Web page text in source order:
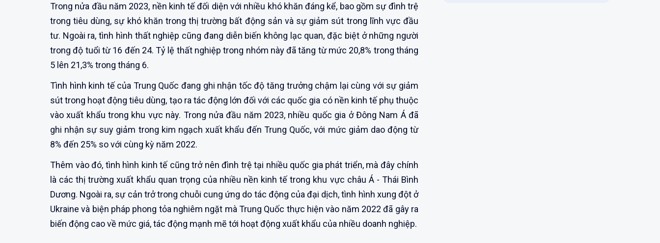
Trong nửa đầu năm 2023, nền kinh tế đối diện với nhiều khó khăn đáng kể, bao gồm sự đình trệ
trong tiêu dùng, sự khó khăn trong thị trường bất động sản và sự giảm sút trong lĩnh vực đầu
tư. Ngoài ra, tình hình thất nghiệp cũng đang diễn biến không lạc quan, đặc biệt ở những người
trong độ tuổi từ 16 đến 24. Tỷ lệ thất nghiệp trong nhóm này đã tăng từ mức 20,8% trong tháng
5 lên 21,3% trong tháng 6.
Tình hình kinh tế của Trung Quốc đang ghi nhận tốc độ tăng trưởng chậm lại cùng với sự giảm
sút trong hoạt động tiêu dùng, tạo ra tác động lớn đối với các quốc gia có nền kinh tế phụ thuộc
vào xuất khẩu trong khu vực này. Trong nửa đầu năm 2023, nhiều quốc gia ở Đông Nam Á đã
ghi nhận sự suy giảm trong kim ngạch xuất khẩu đến Trung Quốc, với mức giảm dao động từ
8% đến 25% so với cùng kỳ năm 2022.
Thêm vào đó, tình hình kinh tế cũng trở nên đình trệ tại nhiều quốc gia phát triển, mà đây chính
là các thị trường xuất khẩu quan trọng của nhiều nền kinh tế trong khu vực châu Á - Thái Bình
Dương. Ngoài ra, sự cản trở trong chuỗi cung ứng do tác động của đại dịch, tình hình xung đột ở
Ukraine và biện pháp phong tỏa nghiêm ngặt mà Trung Quốc thực hiện vào năm 2022 đã gây ra
biến động cao về mức giá, tác động mạnh mẽ tới hoạt động xuất khẩu của nhiều doanh nghiệp.